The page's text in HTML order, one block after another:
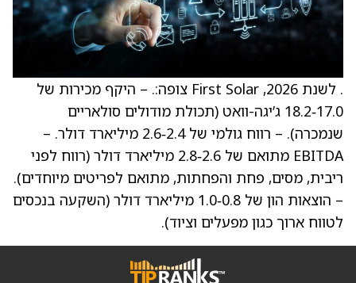
. לשנת 2026, First Solar צופה:. – היקף מכירות של
17.0‑18.2 ג’יגה-וואט (תכולת מודולים סולאריים
שנמכרה). – רווח גולמי של 2.4‑2.6 מיליארד דולר. –
EBITDA מתואם של 2.6‑2.8 מיליארד דולר (רווח לפני
ריבית, מסים, פחת והפחתות, מתואם לפריטים מיוחדים).
– הוצאות הון של 0.8‑1.0 מיליארד דולר (השקעה בנכסים
לטווח ארוך כגון מפעלים וציוד).